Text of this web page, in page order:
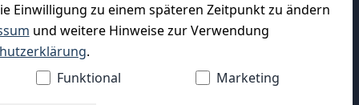
Einwilligung zu einem späteren Zeitpunkt zu ändern
und weitere Hinweise zur Verwendung
.
Funktional
Marketing
WIR VERSENDEN MIT